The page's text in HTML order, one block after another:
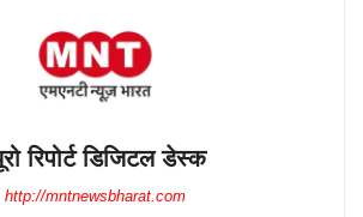
रिपोर्ट डिजिटल डेस्क
http://mntnewsbharat.com